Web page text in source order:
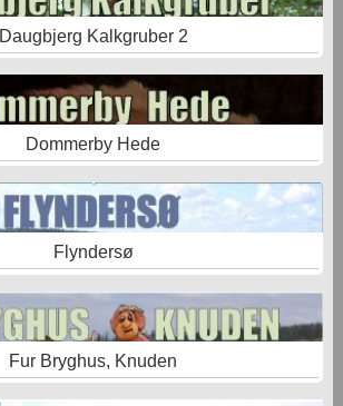
Daugbjerg Kalkgruber 2
Dommerby Hede
Flyndersø
Fur Bryghus, Knuden